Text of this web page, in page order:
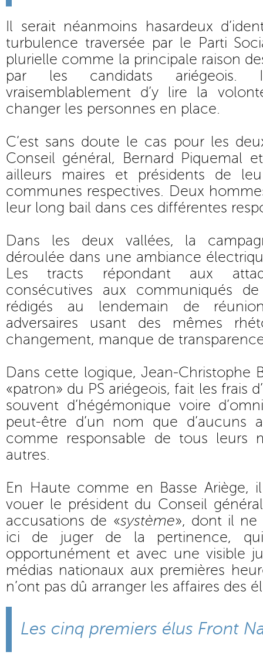
Il serait néanmoins hasardeux
turbulence traversée par le Parti
plurielle comme la principale raison
par les candidats ariégeois.
vraisemblablement d’y lire la
changer les personnes en place.
C’est sans doute le cas pour les
Conseil général, Bernard Piquemal
ailleurs maires et présidents de
communes respectives. Deux
leur long bail dans ces différentes
Dans les deux vallées, la
déroulée dans une ambiance
Les tracts répondant aux
consécutives aux communiqués
rédigés au lendemain de
adversaires usant des mêmes
changement, manque de
Dans cette logique, Jean-Christophe
«patron» du PS ariégeois, fait les frais
souvent d’hégémonique voire
peut-être d’un nom que d’aucuns
comme responsable de tous leurs
autres.
En Haute comme en Basse
vouer le président du Conseil
accusations de «système», dont il ne
ici de juger de la pertinence,
opportunément et avec une visible
médias nationaux aux premières
n’ont pas dû arranger les affaires des
Les cinq premiers élus Front